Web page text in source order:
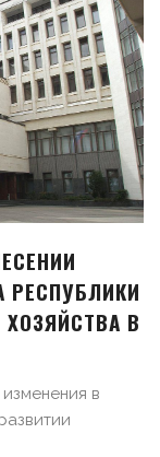
РЕСПУБЛИКИ
В
в